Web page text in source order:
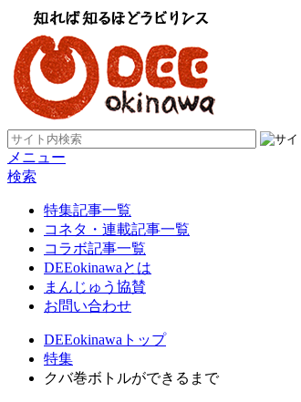
メニュー
検索
特集記事一覧
コネタ・連載記事一覧
コラボ記事一覧
DEEokinawaとは
まんじゅう協賛
お問い合わせ
DEEokinawaトップ
特集
クバ巻ボトルができるまで